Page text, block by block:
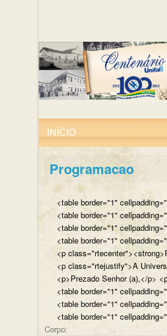
Programacao
<table border="1"
<table border="1"
<table border="1"
<table border="1"
<p
<p class="rtejustify">A
<p>Prezado Senhor (a),</p>
<table border="1"
<table border="1"
<table border="1"
Corpo: